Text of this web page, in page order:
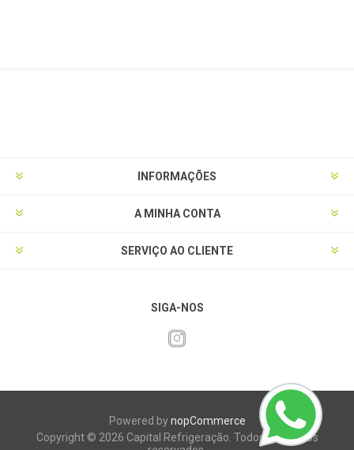
INFORMAÇÕES
A MINHA CONTA
SERVIÇO AO CLIENTE
SIGA-NOS
Powered bynopCommerce
Copyright © 2026 Capital Refrigeração. Todos os direitos